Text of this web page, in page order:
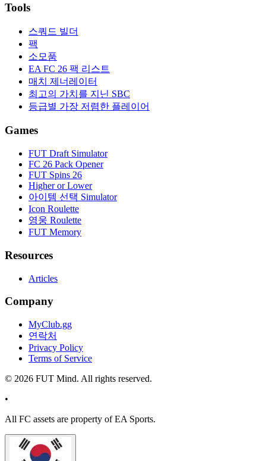
Tools
스쿼드 빌더
팩
소모품
EA FC 26 팩 리스트
매치 제너레이터
최고의 가치를 지닌 SBC
등급별 가장 저렴한 플레이어
Games
FUT Draft Simulator
FC 26 Pack Opener
FUT Spins 26
Higher or Lower
아이템 선택 Simulator
Icon Roulette
영웅 Roulette
FUT Memory
Resources
Articles
Company
MyClub.gg
연락처
Privacy Policy
Terms of Service
© 2026 FUT Mind. All rights reserved.
•
All FC assets are property of EA Sports.